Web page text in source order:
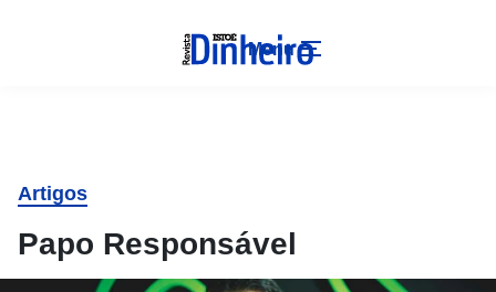
Menu
Artigos
Papo Responsável